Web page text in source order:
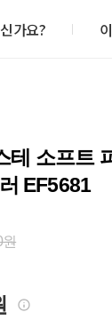
가요?
테 소프트
EF5681
원